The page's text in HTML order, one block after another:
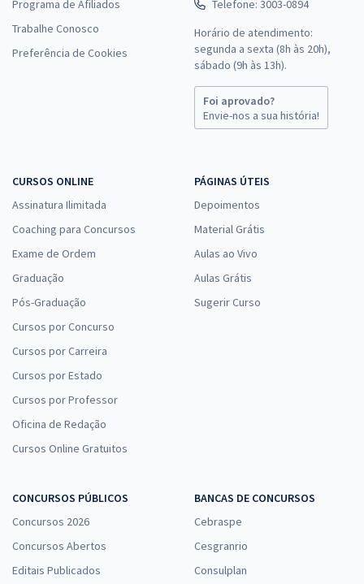
Programa de Afiliados
Trabalhe Conosco
Preferência de Cookies
Telefone: 3003-0894
Horário de atendimento:
segunda a sexta (8h às 20h),
sábado (9h às 13h).
Foi aprovado?
Envie-nos a sua história!
CURSOS ONLINE
Assinatura Ilimitada
Coaching para Concursos
Exame de Ordem
Graduação
Pós-Graduação
Cursos por Concurso
Cursos por Carreira
Cursos por Estado
Cursos por Professor
Oficina de Redação
Cursos Online Gratuitos
PÁGINAS ÚTEIS
Depoimentos
Material Grátis
Aulas ao Vivo
Aulas Grátis
Sugerir Curso
CONCURSOS PÚBLICOS
Concursos 2026
Concursos Abertos
Editais Publicados
BANCAS DE CONCURSOS
Cebraspe
Cesgranrio
Consulplan